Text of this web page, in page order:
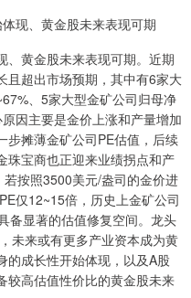
现、黄金股未来表现可期
黄金股未来表现可期。近期
且超出市场预期，其中有6家大
、5家大型金矿公司归母净
因主要是金价上涨和产量增加
步摊薄金矿公司PE估值，后续
珠宝商也正迎来业绩拐点和产
按照3500美元/盎司的金价进
仅12~15倍，历史上金矿公司
备显著的估值修复空间。龙头
未来或有更多产业资本成为黄
的成长性开始体现，以及A股
较高估值性价比的黄金股未来